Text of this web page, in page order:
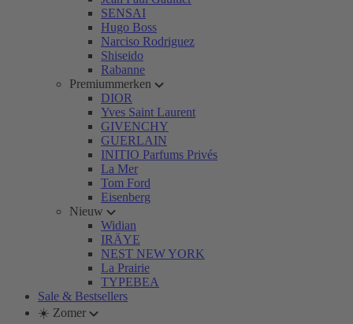
SENSAI
Hugo Boss
Narciso Rodriguez
Shiseido
Rabanne
Premiummerken
DIOR
Yves Saint Laurent
GIVENCHY
GUERLAIN
INITIO Parfums Privés
La Mer
Tom Ford
Eisenberg
Nieuw
Widian
IRÄYE
NEST NEW YORK
La Prairie
TYPEBEA
Sale & Bestsellers
☀️ Zomer